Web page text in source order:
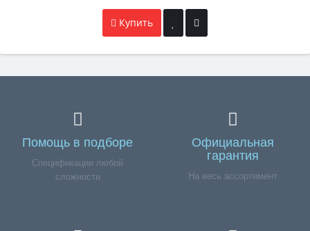
Купить
Помощь в подборе
Спецификации любой
сложности
Официальная
гарантия
На весь ассортимент